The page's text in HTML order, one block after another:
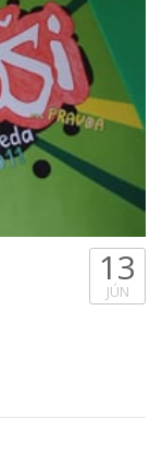
13
JÚN